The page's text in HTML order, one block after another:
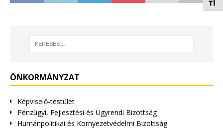
ÖNKORMÁNYZAT
Képviselő-testület
Pénzügyi, Fejlesztési és Ügyrendi Bizottság
Humánpolitikai és Környezetvédelmi Bizottság